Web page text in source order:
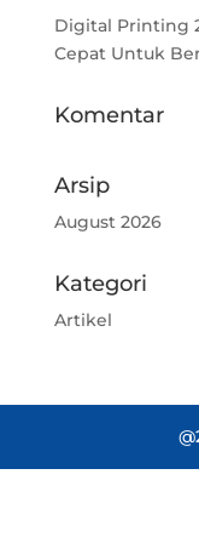
Digital Printing
Cepat Untuk
Komentar
Arsip
August 2026
Kategori
Artikel